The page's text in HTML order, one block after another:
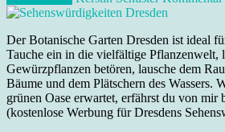
Der Botanische Garten Dresden ist ideal
Tauche ein in die vielfältige Pflanzenwelt,
Gewürzpflanzen betören, lausche dem
Bäume und dem Plätschern des Wassers.
grünen Oase erwartet, erfährst du von mir
(kostenlose Werbung für Dresdens